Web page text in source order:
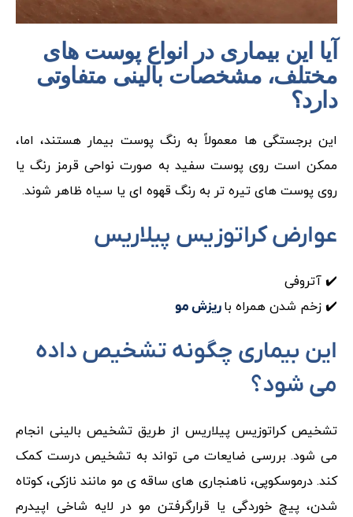
آیا این بیماری در انواع پوست های
مختلف، مشخصات بالینی متفاوتی
دارد؟
این برجستگی ها معمولاً به رنگ پوست بیمار هستند، اما،
ممکن است روی پوست سفید به صورت نواحی قرمز رنگ یا
روی پوست های تیره تر به رنگ قهوه ای یا سیاه ظاهر شوند.
عوارض کراتوزیس پیلاریس
✔️ آتروفی
✔️ زخم شدن همراه با ریزش مو
این بیماری چگونه تشخیص داده
می شود؟
تشخیص کراتوزیس پیلاریس از طریق تشخیص بالینی انجام
می شود. بررسی ضایعات می تواند به تشخیص درست کمک
کند. درموسکوپی، ناهنجاری های ساقه ی مو مانند نازکی، کوتاه
شدن، پیچ خوردگی یا قرارگرفتن مو در لایه شاخی اپیدرم